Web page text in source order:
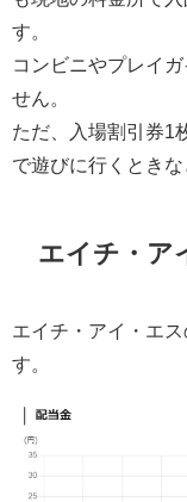
す。
コンビニやプレイ
せん。
ただ、入場割引券1
で遊びに行くときな
エイチ・ア
エイチ・アイ・エ
す。